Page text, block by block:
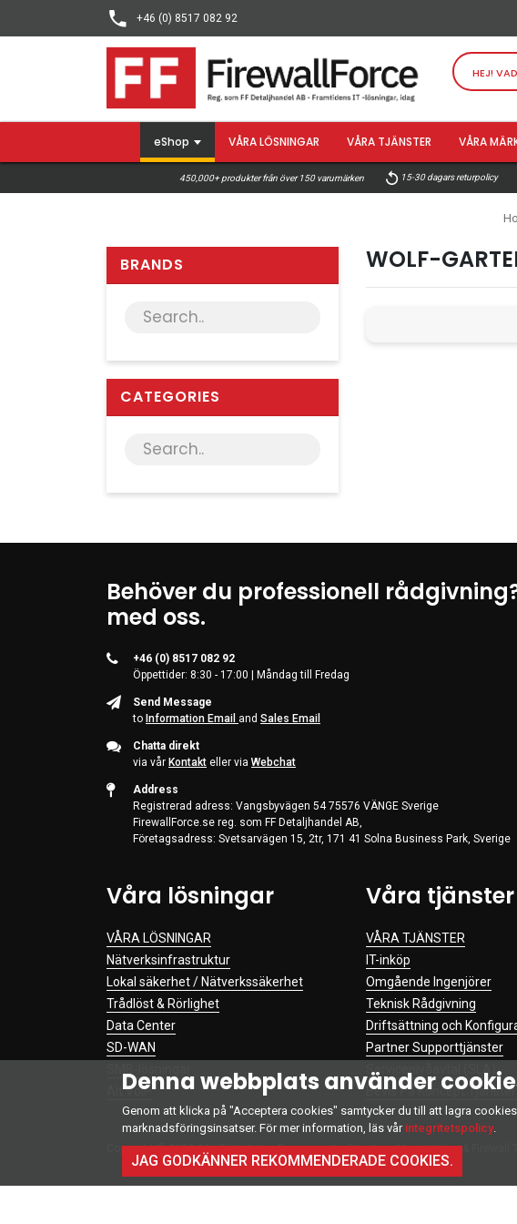
+46 (0) 8517 082 92
eShop VÅRA LÖSNINGAR VÅRA TJÄNSTER VÅRA
450,000+ produkter från över 150 varumärken 15-30 dagars returpolicy
BRANDS
CATEGORIES
WOLF-
Behöver du professionell
med oss.
+46 (0) 8517 082 92
Öppettider: 8:30 - 17:00 | Måndag till Fredag
Send Message
to Information Email and Sales Email
Chatta direkt
via vår Kontakt eller via Webchat
Address
Registrerad adress: Vangsbyvägen 54 75576 VÄNGE Sverige
FirewallForce.se reg. som FF Detaljhandel AB,
Företagsadress: Svetsarvägen 15, 2tr, 171 41 Solna Business Park, Sverige
Våra lösningar
VÅRA LÖSNINGAR
Nätverksinfrastruktur
Lokal säkerhet / Nätverkssäkerhet
Trådlöst & Rörlighet
Data Center
SD-WAN
Alt VoIP
Våra tjänster
VÅRA TJÄNSTER
IT-inköp
Omgående Ingenjörer
Teknisk Rådgivning
Driftsättning och
Partner Supporttjänster
Servicenivåavtal (SLA)
Bevis På Koncept Tjänster
Copyright © 2022 Alla Rättigheter Reserverade. Developed byIntelliinn& Firewall
Denna webbplats använder
Genom att klicka på "Acceptera cookies" samtycker du till att lagra
marknadsföringsinsatser. För mer information, läs vår integritetspolicy.
JAG GODKÄNNER REKOMMENDERADE COOKIES.